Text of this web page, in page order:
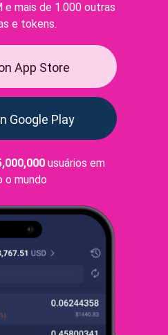
e mais de 1.000 outras
e tokens.
App Store
Google Play
usuários em
o mundo